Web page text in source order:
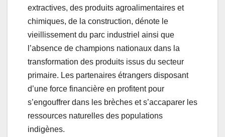
extractives, des produits agroalimentaires et
chimiques, de la construction, dénote le
vieillissement du parc industriel ainsi que
l’absence de champions nationaux dans la
transformation des produits issus du secteur
primaire. Les partenaires étrangers disposant
d’une force financière en profitent pour
s’engouffrer dans les brèches et s’accaparer les
ressources naturelles des populations
indigènes.